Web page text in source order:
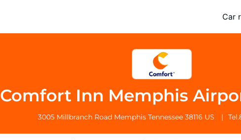
Car
Comfort Inn Memphis
3005 Millbranch Road Memphis Tennessee 38116 US Tel.
Conditions de l'hôtel